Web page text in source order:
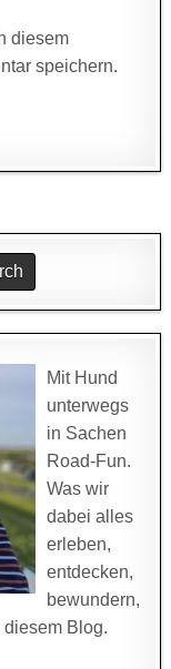
diesem
speichern.
Mit Hund
unterwegs
in Sachen
Road-Fun.
Was wir
dabei alles
erleben,
entdecken,
bewundern,
Blog.